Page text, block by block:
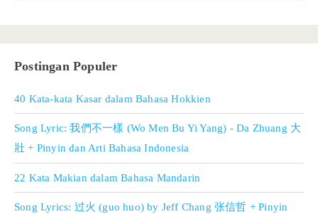
Postingan Populer
40 Kata-kata Kasar dalam Bahasa Hokkien
Song Lyric: 我們不一樣 (Wo Men Bu Yi Yang) - Da Zhuang 大
壯 + Pinyin dan Arti Bahasa Indonesia
22 Kata Makian dalam Bahasa Mandarin
Song Lyrics: 过火 (guo huo) by Jeff Chang 张信哲 + Pinyin